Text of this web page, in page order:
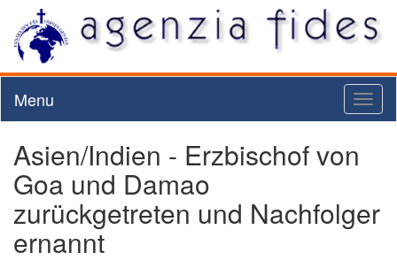
Menu
Asien/Indien - Erzbischof von
Goa und Damao
zurückgetreten und Nachfolger
ernannt